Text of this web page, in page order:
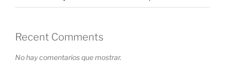
Recent Comments
No hay comentarios que mostrar.